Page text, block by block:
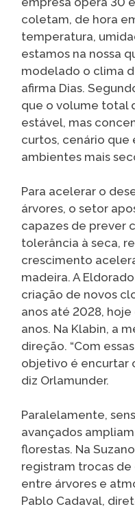
coletam, de hora
temperatura,
estamos na nossa
modelado o clima
afirma Dias.
que o volume total
estável, mas
curtos, cenário que
ambientes mais
Para acelerar o
árvores, o setor
capazes de prever
tolerância à seca,
crescimento
madeira. A
criação de novos
anos até 2028, hoje
anos. Na Klabin, a
direção. “Com
objetivo é encurtar
diz Orlamunder.
Paralelamente,
avançados
florestas. Na
registram trocas de
entre árvores e
Pablo Cadaval,